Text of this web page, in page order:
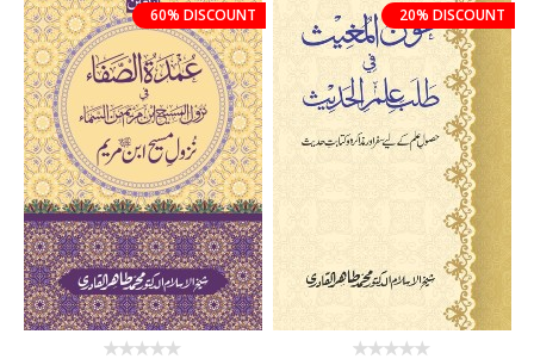
60% DISCOUNT 20% DISCOUNT